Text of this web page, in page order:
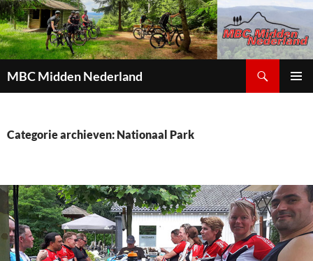
MBC Midden Nederland
INHOUD
Categorie archieven: Nationaal Park